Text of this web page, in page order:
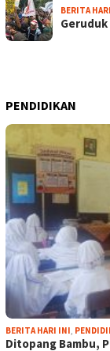
BERITA
PENDIDIKAN
BERITA HARI INI
Ditopang Bambu,